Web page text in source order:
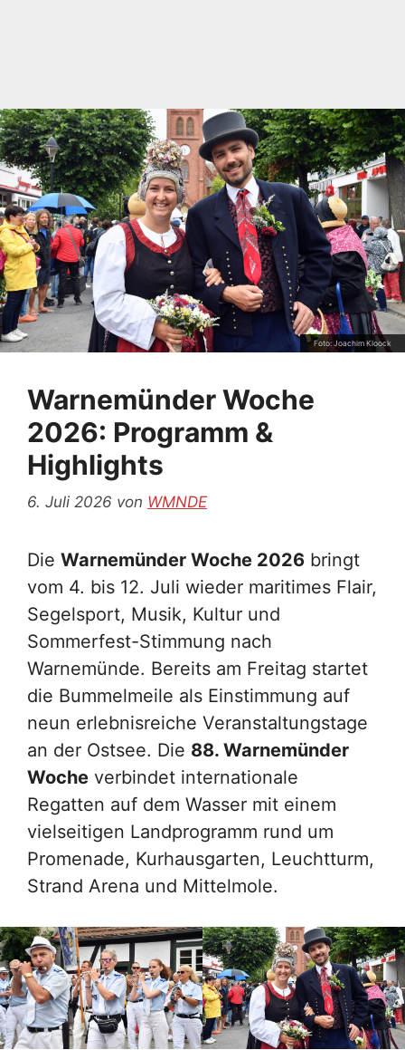
Foto: Joachim Kloock
Warnemünder Woche
2026: Programm &
Highlights
6. Juli 2026 von WMNDE
Die Warnemünder Woche 2026 bringt
vom 4. bis 12. Juli wieder maritimes Flair,
Segelsport, Musik, Kultur und
Sommerfest-Stimmung nach
Warnemünde. Bereits am Freitag startet
die Bummelmeile als Einstimmung auf
neun erlebnisreiche Veranstaltungstage
an der Ostsee. Die 88. Warnemünder
Woche verbindet internationale
Regatten auf dem Wasser mit einem
vielseitigen Landprogramm rund um
Promenade, Kurhausgarten, Leuchtturm,
Strand Arena und Mittelmole.